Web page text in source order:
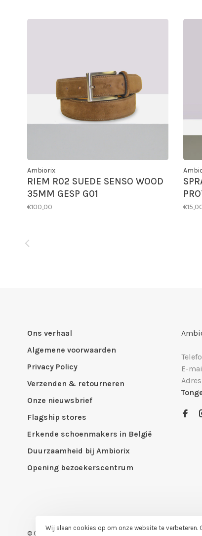
Ambiorix
RIEM R02 SUEDE SENSO WOOD
35MM GESP G01
€100,00
Ons verhaal
Algemene voorwaarden
Privacy Policy
Verzenden & retourneren
Onze nieuwsbrief
Flagship stores
Erkende schoenmakers in België
Duurzaamheid bij Ambiorix
Opening bezoekerscentrum
E-
© Copyright 2026 Ambiorix Official Shop
Wij slaan cookies op om onze website te verbeteren.